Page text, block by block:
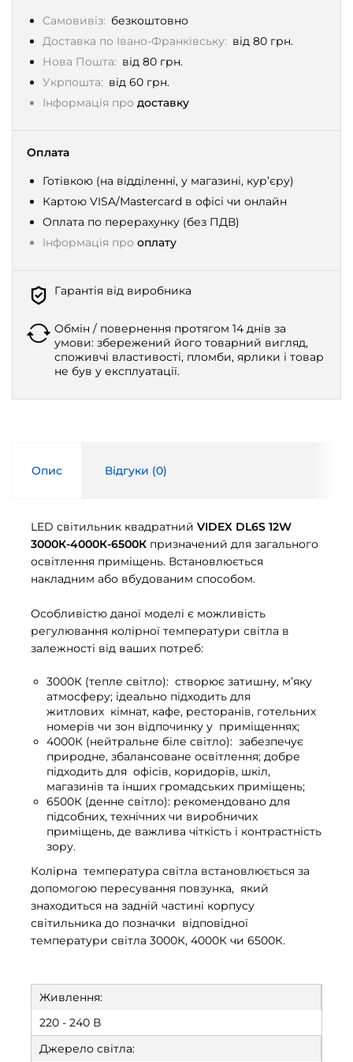
Самовивіз: безкоштовно
Доставка по Івано-Франківську: від 80 грн.
Нова Пошта: від 80 грн.
Укрпошта: від 60 грн.
Інформація про доставку
Оплата
Готівкою (на відділенні, у магазині, кур’єру)
Картою VISA/Mastercard в офісі чи онлайн
Оплата по перерахунку (без ПДВ)
Інформація про оплату
Гарантія від виробника
Обмін / повернення протягом 14 днів за
умови: збережений його товарний вигляд,
споживчі властивості, пломби, ярлики і товар
не був у експлуатації.
Опис Відгуки (0)
LED світильник квадратний VIDEX DL6S 12W
3000К-4000К-6500К призначений для загального
освітлення приміщень. Встановлюється
накладним або вбудованим способом.
Особливістю даної моделі є можливість
регулювання колірної температури світла в
залежності від ваших потреб:
3000К (тепле світло): створює затишну, м’яку
атмосферу; ідеально підходить для
житлових кімнат, кафе, ресторанів, готельних
номерів чи зон відпочинку у приміщеннях;
4000К (нейтральне біле світло): забезпечує
природне, збалансоване освітлення; добре
підходить для офісів, коридорів, шкіл,
магазинів та інших громадських приміщень;
6500К (денне світло): рекомендовано для
підсобних, технічних чи виробничих
приміщень, де важлива чіткість і контрастність
зору.
Колірна температура світла встановлюється за
допомогою пересування повзунка, який
знаходиться на задній частині корпусу
світильника до позначки відповідної
температури світла 3000К, 4000К чи 6500К.
Живлення:
220 - 240 В
Джерело світла: